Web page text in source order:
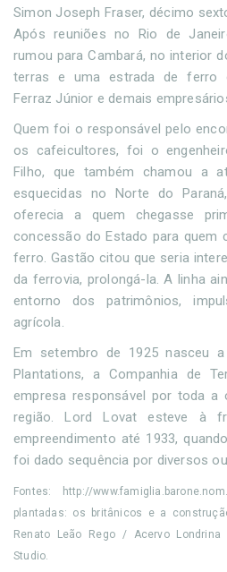
Simon Joseph Fraser, décimo
Após reuniões no Rio de
rumou para Cambará, no interior
terras e uma estrada de ferro
Ferraz Júnior e demais
Quem foi o responsável pelo
os cafeicultores, foi o
Filho, que também chamou a
esquecidas no Norte do
oferecia a quem chegasse
concessão do Estado para quem
ferro. Gastão citou que seria
da ferrovia, prolongá-la. A linha
entorno dos patrimônios,
agrícola.
Em setembro de 1925 nasceu
Plantations, a Companhia de
empresa responsável por toda a
região. Lord Lovat esteve à
empreendimento até 1933,
foi dado sequência por diversos
Fontes: http://
plantadas: os britânicos e a
Renato Leão Rego / Acervo
Studio.